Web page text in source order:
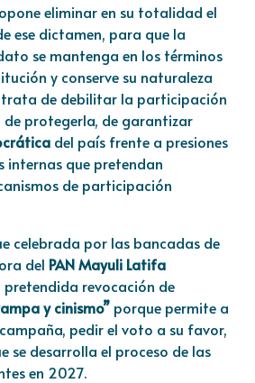
eliminar en su totalidad el
ese dictamen, para que la
se mantenga en los términos
y conserve su naturaleza
trata de debilitar la participación
protegerla, de garantizar
del país frente a presiones
internas que pretendan
de participación
celebrada por las bancadas de
del PAN Mayuli Latifa
pretendida revocación de
y cinismo” porque permite a
pedir el voto a su favor,
se desarrolla el proceso de las
en 2027.